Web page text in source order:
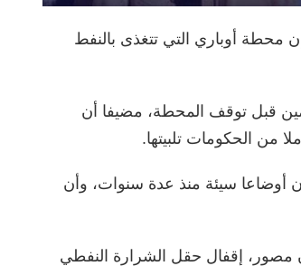
محطة أوباري التي تتغذى بالنفط
قبل توقف المحطة، مضيفا أن
من الحكومات تلبيتها.
أوضاعا سيئة منذ عدة سنوات، وأن
مصور، إقفال حقل الشرارة النفطي